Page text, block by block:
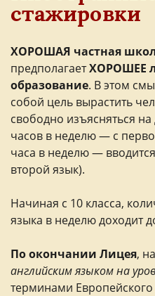
Предметы физико-
естественного циклов
Участие в
Подготовка
Заведения
Научно-
деятельность
Спорт
стажировки
ХОРОШАЯ частная
предполагаетХОРОШЕЕ
образование. В этом
собой цель вырастить
свободно изъясняться на
часов в неделю — с
часа в неделю —
второй язык).
Начиная с 10 класса,
языка в неделю доходит
По окончании Лицея,
английским языком на
терминами